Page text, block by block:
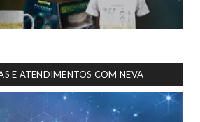
E ATENDIMENTOS COM NEVA